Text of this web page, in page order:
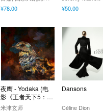
¥78.00
¥50.00
夜鹰 - Yodaka (电
影《王者天下5：魂
之对决》主题曲)
米津玄师
Dansons
Céline Dion